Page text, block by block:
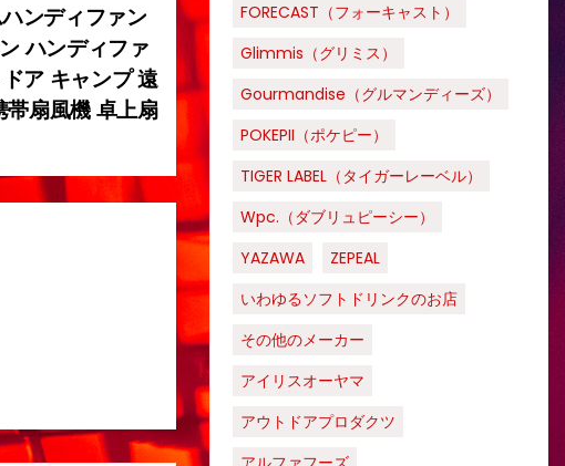
ハンディファン
ハンディファ
ア キャンプ 遠
帯扇風機 卓上扇
FORECAST（フォーキャスト）
Glimmis（グリミス）
Gourmandise（グルマンディーズ）
POKEPII（ポケピー）
TIGER LABEL（タイガーレーベル）
Wpc.（ダブリュピーシー）
YAZAWA
ZEPEAL
いわゆるソフトドリンクのお店
その他のメーカー
アイリスオーヤマ
アウトドアプロダクツ